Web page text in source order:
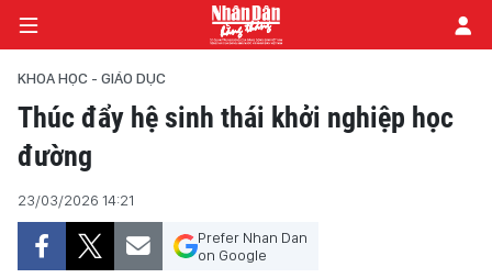
TRANG CHỦ
CHÍNH TRỊ
TIÊU ĐIỂM
KHOA HỌC - GIÁO DỤC
Thúc đẩy hệ sinh thái khởi nghiệp học
đường
23/03/2026 14:21
Prefer Nhan Dan
on Google